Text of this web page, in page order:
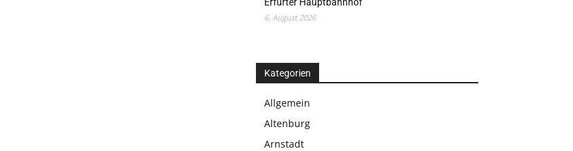
6. August 2026
Kategorien
Allgemein
Altenburg
Arnstadt